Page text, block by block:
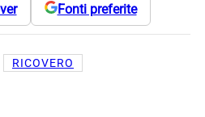
Fonti preferite
RICOVERO